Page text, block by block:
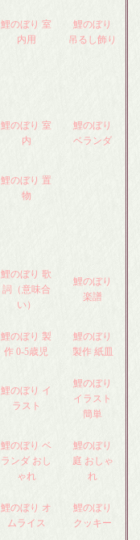
鯉のぼり 室
内用
鯉のぼり
吊るし飾り
鯉のぼり 室
内
鯉のぼり
ベランダ
鯉のぼり 置
物
鯉のぼり 歌
詞（意味合
い）
鯉のぼり
楽譜
鯉のぼり 製
作 0-5歳児
鯉のぼり
製作 紙皿
鯉のぼり イ
ラスト
鯉のぼり
イラスト
簡単
鯉のぼり ベ
ランダ おし
ゃれ
鯉のぼり
庭 おしゃ
れ
鯉のぼり オ
ムライス
鯉のぼり
クッキー